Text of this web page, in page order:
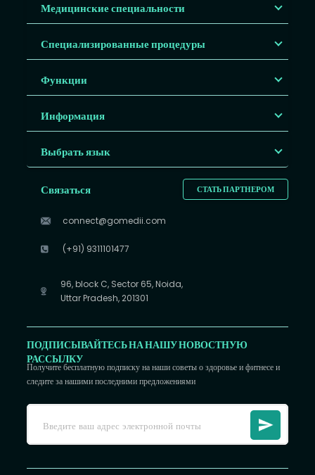
Медицинские специальности
Специализированные процедуры
Функции
Информация
Выбрать язык
СТАТЬ ПАРТНЕРОМ
Связаться
connect@gomedii.com
(+91) 9311101477
96, block C, Sector 65, Noida,
Uttar Pradesh, 201301
ПОДПИСЫВАЙТЕСЬ НА НАШУ НОВОСТНУЮ
РАССЫЛКУ
Получите бесплатную подписку на наши советы о здоровье и фитнесе и
следите за нашими последними предложениями